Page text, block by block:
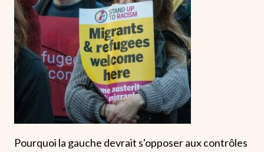
Pourquoi la gauche devrait s'opposer aux contrôles